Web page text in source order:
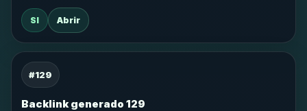
SI Abrir
#129
Backlink generado 129